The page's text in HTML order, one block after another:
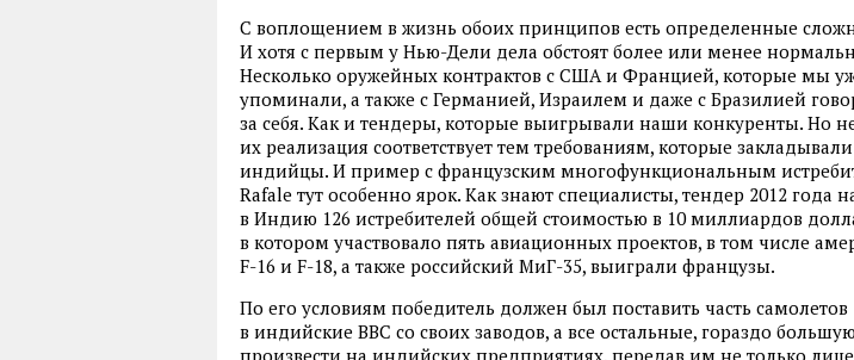
С воплощением в жизнь обоих принципов есть определенные
И хотя с первым у Нью-Дели дела обстоят более или менее
Несколько оружейных контрактов с США и Францией, которые мы
упоминали, а также с Германией, Израилем и даже с Бразилией
за себя. Как и тендеры, которые выигрывали наши конкуренты. Но
их реализация соответствует тем требованиям, которые
индийцы. И пример с французским многофункциональным
Rafale тут особенно ярок. Как знают специалисты, тендер 2012 года
в Индию 126 истребителей общей стоимостью в 10 миллиардов
в котором участвовало пять авиационных проектов, в том числе
F-16 и F-18, а также российский МиГ-35, выиграли французы.
По его условиям победитель должен был поставить часть самолетов
в индийские ВВС со своих заводов, а все остальные, гораздо